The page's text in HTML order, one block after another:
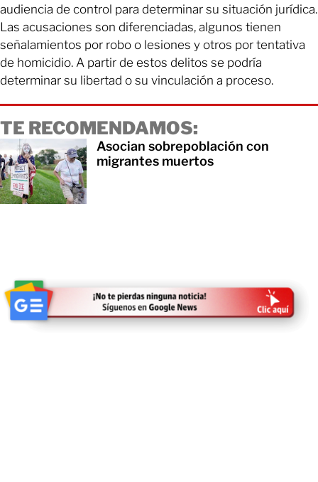
audiencia de control para determinar su situación jurídica.
Las acusaciones son diferenciadas, algunos tienen
señalamientos por robo o lesiones y otros por tentativa
de homicidio. A partir de estos delitos se podría
determinar su libertad o su vinculación a proceso.
TE RECOMENDAMOS:
Asocian sobrepoblación con
migrantes muertos